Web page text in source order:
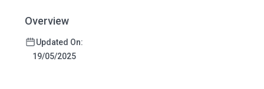
Overview
Updated On:
19/05/2025